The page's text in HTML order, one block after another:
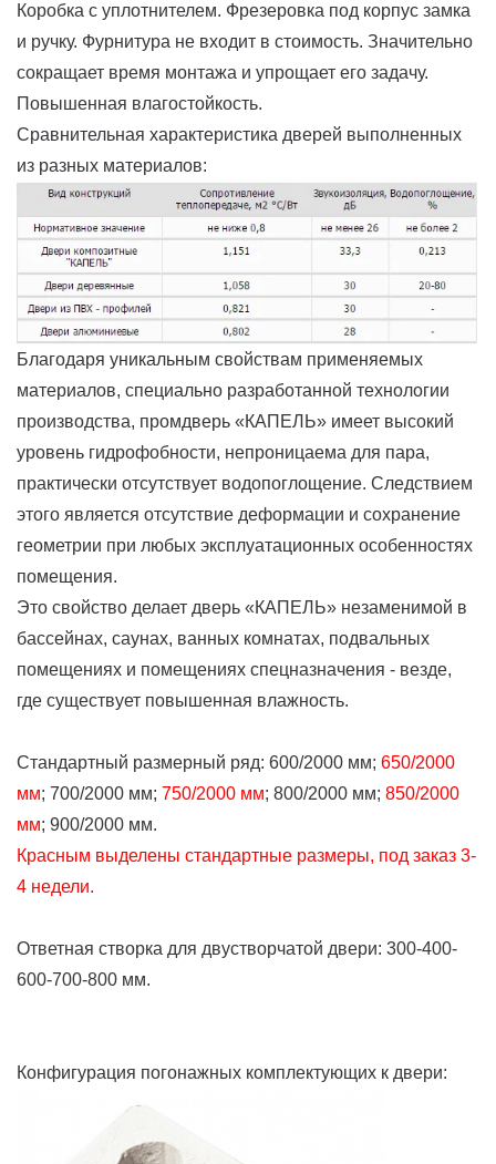
Коробка с уплотнителем. Фрезеровка под корпус замка
и ручку. Фурнитура не входит в стоимость. Значительно
сокращает время монтажа и упрощает его задачу.
Повышенная влагостойкость.
Сравнительная характеристика дверей выполненных
из разных материалов:
Благодаря уникальным свойствам применяемых
материалов, специально разработанной технологии
производства, промдверь «КАПЕЛЬ» имеет высокий
уровень гидрофобности, непроницаема для пара,
практически отсутствует водопоглощение. Следствием
этого является отсутствие деформации и сохранение
геометрии при любых эксплуатационных особенностях
помещения.
Это свойство делает дверь «КАПЕЛЬ» незаменимой в
бассейнах, саунах, ванных комнатах, подвальных
помещениях и помещениях спецназначения - везде,
где существует повышенная влажность.
Стандартный размерный ряд: 600/2000 мм; 650/2000
мм; 700/2000 мм; 750/2000 мм; 800/2000 мм; 850/2000
мм; 900/2000 мм.
Красным выделены стандартные размеры, под заказ 3-
4 недели.
Ответная створка для двустворчатой двери: 300-400-
600-700-800 мм.
Конфигурация погонажных комплектующих к двери: